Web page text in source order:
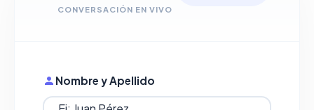
CONVERSACIÓN EN VIVO
Nombre y Apellido